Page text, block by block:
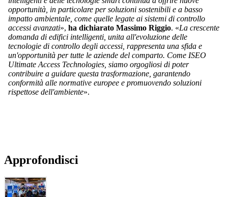
opportunità, in particolare per soluzioni sostenibili e a basso
impatto ambientale, come quelle legate ai sistemi di controllo
accessi avanzati», ha dichiarato Massimo Riggio. «La crescente
domanda di edifici intelligenti, unita all'evoluzione delle
tecnologie di controllo degli accessi, rappresenta una sfida e
un'opportunità per tutte le aziende del comparto. Come ISEO
Ultimate Access Technologies, siamo orgogliosi di poter
contribuire a guidare questa trasformazione, garantendo
conformità alle normative europee e promuovendo soluzioni
rispettose dell'ambiente».
Approfondisci